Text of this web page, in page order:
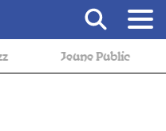
Jeune Public